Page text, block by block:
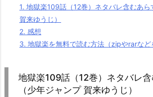
1. 地獄楽109話（12巻）ネタバレ含むあ
賀来ゆうじ）
2. 感想
3. 地獄楽を無料で読む方法（zipやrarなど
地獄楽109話（12巻）ネタバレ
（少年ジャンプ 賀来ゆうじ）